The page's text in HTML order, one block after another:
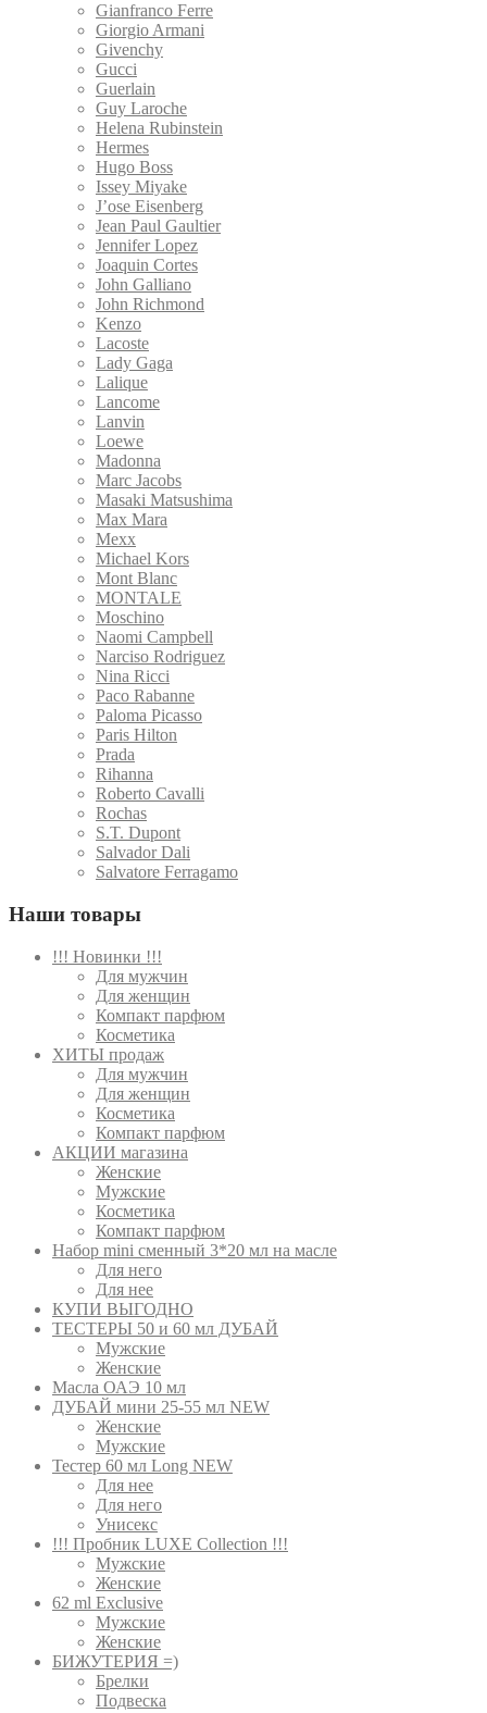
Gianfranco Ferre
Giorgio Armani
Givenchy
Gucci
Guerlain
Guy Laroche
Helena Rubinstein
Hermes
Hugo Boss
Issey Miyake
J’ose Eisenberg
Jean Paul Gaultier
Jennifer Lopez
Joaquin Cortes
John Galliano
John Richmond
Kenzo
Lacoste
Lady Gaga
Lalique
Lancome
Lanvin
Loewe
Madonna
Marc Jacobs
Masaki Matsushima
Max Mara
Mexx
Michael Kors
Mont Blanc
MONTALE
Moschino
Naomi Campbell
Narciso Rodriguez
Nina Ricci
Paco Rabanne
Paloma Picasso
Paris Hilton
Prada
Rihanna
Roberto Cavalli
Rochas
S.T. Dupont
Salvador Dali
Salvatore Ferragamo
Наши товары
!!! Новинки !!!
Для мужчин
Для женщин
Компакт парфюм
Косметика
ХИТЫ продаж
Для мужчин
Для женщин
Косметика
Компакт парфюм
АКЦИИ магазина
Женские
Мужские
Косметика
Компакт парфюм
Набор mini сменный 3*20 мл на масле
Для него
Для нее
КУПИ ВЫГОДНО
ТЕСТЕРЫ 50 и 60 мл ДУБАЙ
Мужские
Женские
Масла ОАЭ 10 мл
ДУБАЙ мини 25-55 мл NEW
Женские
Мужские
Тестер 60 мл Long NEW
Для нее
Для него
Унисекс
!!! Пробник LUXE Collection !!!
Мужские
Женские
62 ml Exclusive
Мужские
Женские
БИЖУТЕРИЯ =)
Брелки
Подвеска